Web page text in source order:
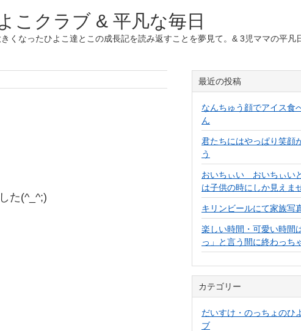
こクラブ & 平凡な毎日
くなったひよこ達とこの成長記を読み返すことを夢見て。& 3児ママの平凡
た(^_^;)
最近の投稿
なんちゅう顔でアイス食
ん
君たちにはやっぱり笑顔
う
おいちぃい おいちぃい
は子供の時にしか見えま
キリンビールにて家族写
楽しい時間・可愛い時間
っ」と言う間に終わっち
カテゴリー
だいすけ・のっちょのひ
ブ